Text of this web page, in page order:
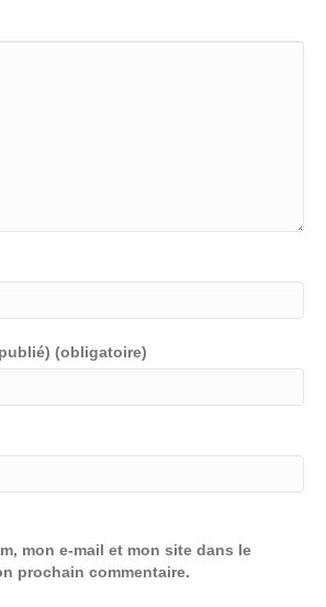
(obligatoire)
mon e-mail et mon site dans le
prochain commentaire.